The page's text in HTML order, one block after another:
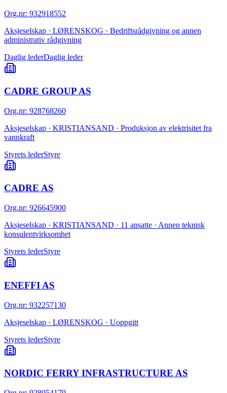
Org.nr: 932918552
Aksjeselskap · LØRENSKOG · Bedriftsrådgivning og annen
administrativ rådgivning
Daglig lederDaglig leder
CADRE GROUP AS
Org.nr: 928768260
Aksjeselskap · KRISTIANSAND · Produksjon av elektrisitet fra
vannkraft
Styrets lederStyre
CADRE AS
Org.nr: 926645900
Aksjeselskap · KRISTIANSAND · 11 ansatte · Annen teknisk
konsulentvirksomhet
Styrets lederStyre
ENEFFI AS
Org.nr: 932257130
Aksjeselskap · LØRENSKOG · Uoppgitt
Styrets lederStyre
NORDIC FERRY INFRASTRUCTURE AS